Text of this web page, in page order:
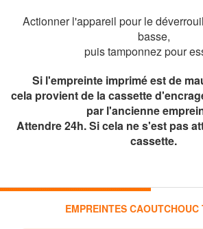
Actionner l'appareil pour le
basse,
puis tamponnez pour
Si l'empreinte imprimé est de
cela provient de la cassette
par l'ancienne
Attendre 24h. Si cela ne s'est pas
cassette.
EMPREINTES CAOUTCHOUC